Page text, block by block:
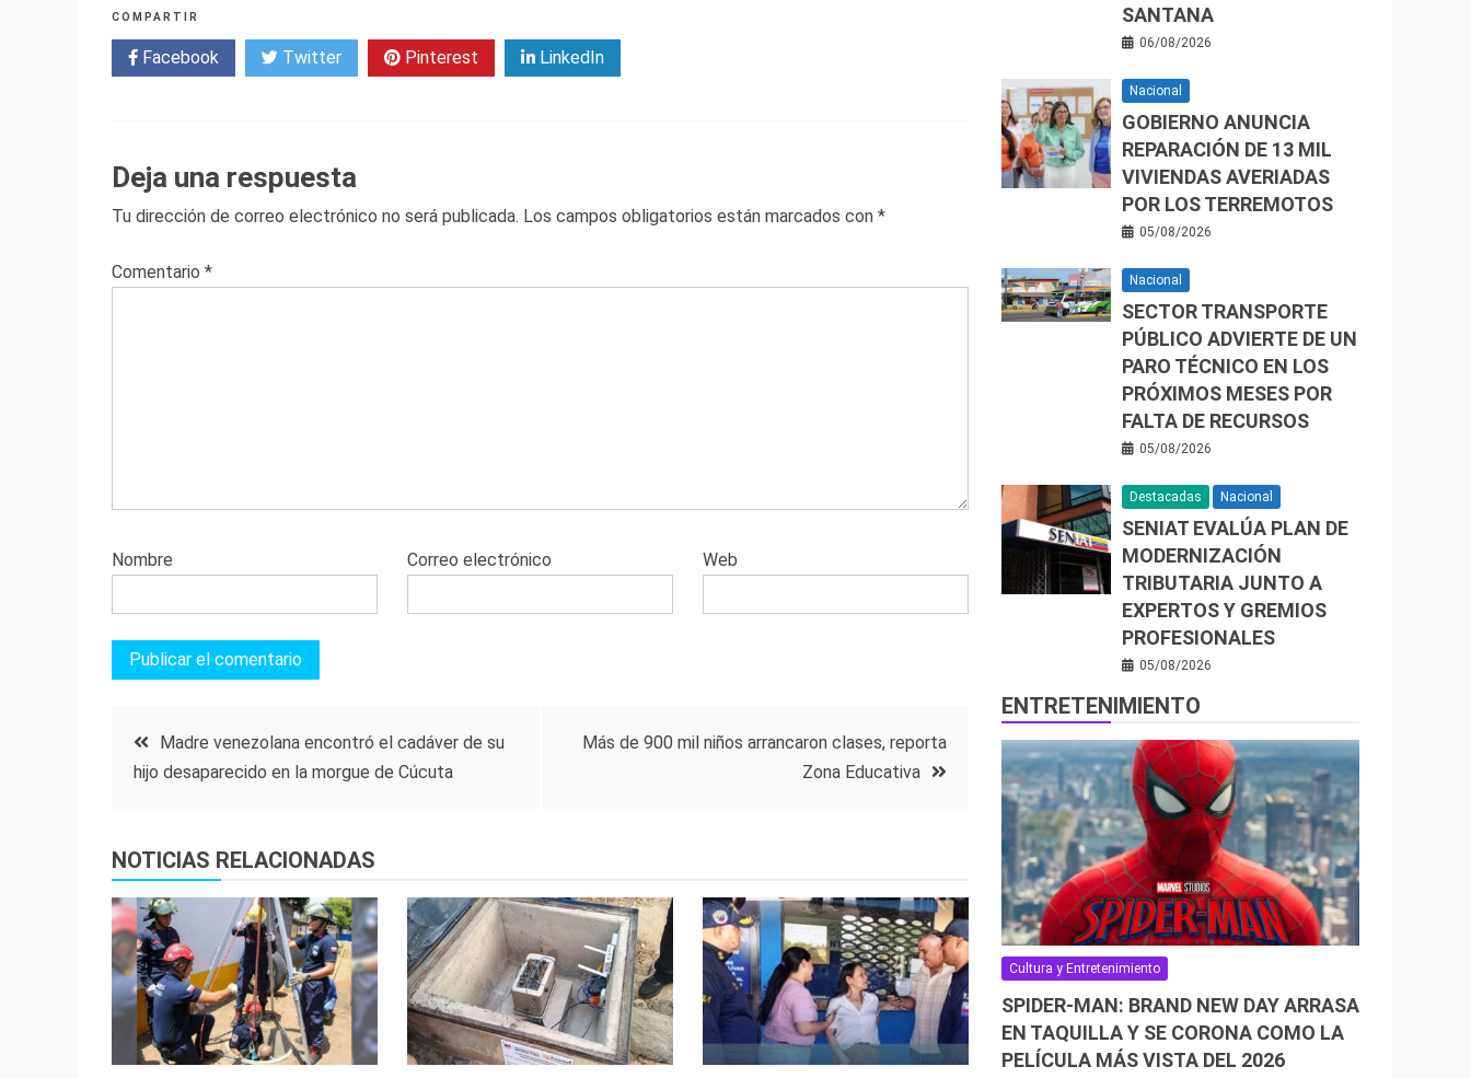
COMPARTIR
Facebook Twitter Pinterest LinkedIn
Deja una respuesta
Tu dirección de correo electrónico no será publicada. Los campos obligatorios están marcados con *
Comentario *
Nombre Correo electrónico Web
Navegación
de
entradas
Madre venezolana encontró el cadáver de su
hijo desaparecido en la morgue de Cúcuta
Más de 900 mil niños arrancaron clases, reporta
Zona Educativa
NOTICIAS RELACIONADAS
SANTANA
06/08/2026
Nacional
GOBIERNO ANUNCIA
REPARACIÓN DE 13 MIL
VIVIENDAS AVERIADAS
POR LOS TERREMOTOS
05/08/2026
Nacional
SECTOR TRANSPORTE
PÚBLICO ADVIERTE DE UN
PARO TÉCNICO EN LOS
PRÓXIMOS MESES POR
FALTA DE RECURSOS
05/08/2026
Destacadas Nacional
SENIAT EVALÚA PLAN DE
MODERNIZACIÓN
TRIBUTARIA JUNTO A
EXPERTOS Y GREMIOS
PROFESIONALES
05/08/2026
ENTRETENIMIENTO
Cultura y Entretenimiento
SPIDER-MAN: BRAND NEW DAY ARRASA
EN TAQUILLA Y SE CORONA COMO LA
PELÍCULA MÁS VISTA DEL 2026